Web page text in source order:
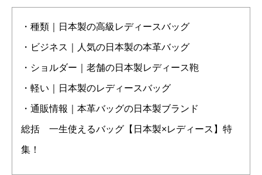
・種類｜日本製の高級レディースバッグ
・ビジネス｜人気の日本製の本革バッグ
・ショルダー｜老舗の日本製レディース鞄
・軽い｜日本製のレディースバッグ
・通販情報｜本革バッグの日本製ブランド
総括 一生使えるバッグ【日本製×レディース】特
集！